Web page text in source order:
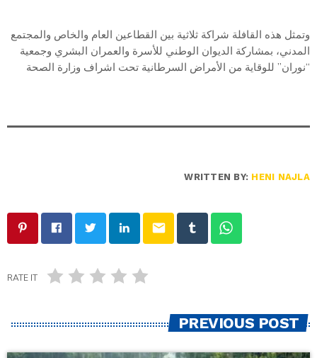
وتمثل هذه القافلة شراكة ثلاثية بين القطاعين العام والخاص والمجتمع
المدني، بمشاركة الديوان الوطني للأسرة والعمران البشري وجمعية
“نوران” للوقاية من الأمراض السرطانية تحت اشراف وزارة الصحة
WRITTEN BY: HENI NAJLA
email
RATE IT
PREVIOUS POST